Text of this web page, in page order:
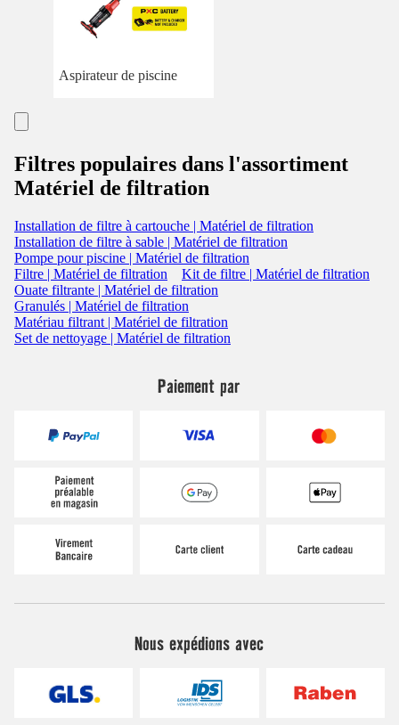
Aspirateur de piscine
Filtres populaires dans l'assortiment
Matériel de filtration
Installation de filtre à cartouche | Matériel de filtration
Installation de filtre à sable | Matériel de filtration
Pompe pour piscine | Matériel de filtration
Filtre | Matériel de filtration
Kit de filtre | Matériel de filtration
Ouate filtrante | Matériel de filtration
Granulés | Matériel de filtration
Matériau filtrant | Matériel de filtration
Set de nettoyage | Matériel de filtration
Paiement par
Nous expédions avec